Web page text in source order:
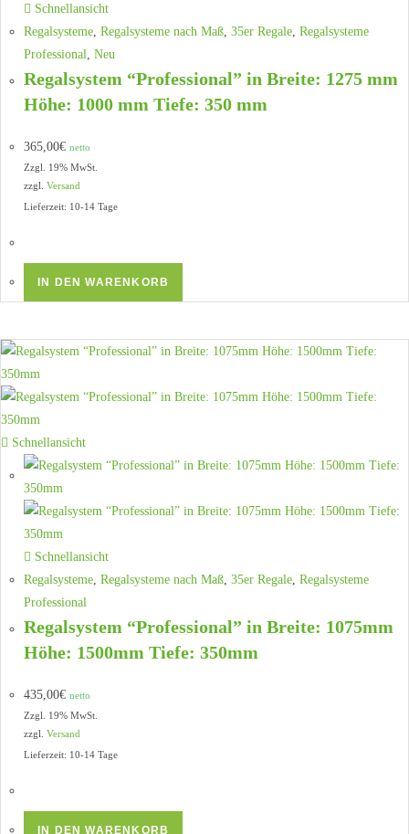
Schnellansicht
Regalsysteme Regalsysteme nach Maß 35er Regale Regalsysteme
Professional
Neu
Regalsystem “Professional” in Breite: 1275 mm
Höhe: 1000 mm Tiefe: 350 mm
365,00€ netto
Zzgl. 19% MwSt.
zzgl. Versand
Lieferzeit: 10-14 Tage
IN DEN WARENKORB
Schnellansicht
Schnellansicht
Regalsysteme Regalsysteme nach Maß 35er Regale Regalsysteme
Professional
Regalsystem “Professional” in Breite: 1075mm
Höhe: 1500mm Tiefe: 350mm
435,00€ netto
Zzgl. 19% MwSt.
zzgl. Versand
Lieferzeit: 10-14 Tage
IN DEN WARENKORB